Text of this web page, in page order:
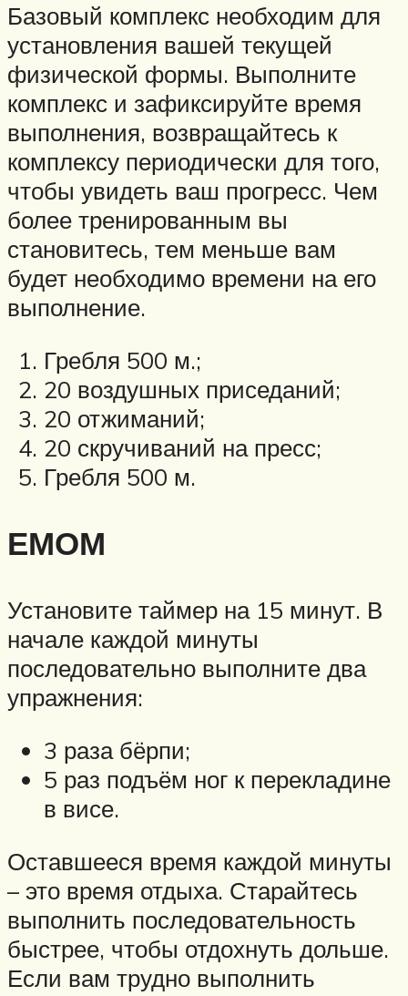
Базовый комплекс необходим для
установления вашей текущей
физической формы. Выполните
комплекс и зафиксируйте время
выполнения, возвращайтесь к
комплексу периодически для того,
чтобы увидеть ваш прогресс. Чем
более тренированным вы
становитесь, тем меньше вам
будет необходимо времени на его
выполнение.
Гребля 500 м.;
20 воздушных приседаний;
20 отжиманий;
20 скручиваний на пресс;
Гребля 500 м.
ЕМОМ
Установите таймер на 15 минут. В
начале каждой минуты
последовательно выполните два
упражнения:
3 раза бёрпи;
5 раз подъём ног к перекладине
в висе.
Оставшееся время каждой минуты
– это время отдыха. Старайтесь
выполнить последовательность
быстрее, чтобы отдохнуть дольше.
Если вам трудно выполнить